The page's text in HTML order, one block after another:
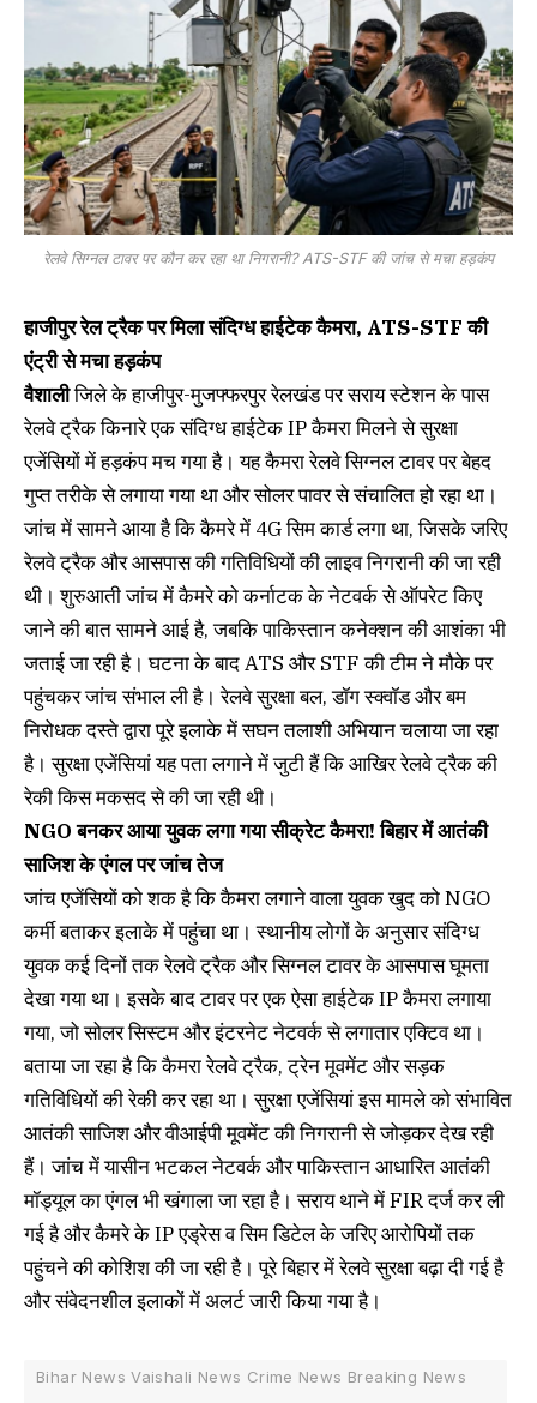
रेलवे सिग्नल टावर पर कौन कर रहा था निगरानी? ATS-STF की जांच से मचा हड़कंप
हाजीपुर रेल ट्रैक पर मिला संदिग्ध हाईटेक कैमरा, ATS-STF की
एंट्री से मचा हड़कंप
वैशालीजिले के हाजीपुर-मुजफ्फरपुर रेलखंड पर सराय स्टेशन के पास
रेलवे ट्रैक किनारे एक संदिग्ध हाईटेक IP कैमरा मिलने से सुरक्षा
एजेंसियों में हड़कंप मच गया है। यह कैमरा रेलवे सिग्नल टावर पर बेहद
गुप्त तरीके से लगाया गया था और सोलर पावर से संचालित हो रहा था।
जांच में सामने आया है कि कैमरे में 4G सिम कार्ड लगा था, जिसके जरिए
रेलवे ट्रैक और आसपास की गतिविधियों की लाइव निगरानी की जा रही
थी। शुरुआती जांच में कैमरे को कर्नाटक के नेटवर्क से ऑपरेट किए
जाने की बात सामने आई है, जबकि पाकिस्तान कनेक्शन की आशंका भी
जताई जा रही है। घटना के बाद ATS और STF की टीम ने मौके पर
पहुंचकर जांच संभाल ली है। रेलवे सुरक्षा बल, डॉग स्क्वॉड और बम
निरोधक दस्ते द्वारा पूरे इलाके में सघन तलाशी अभियान चलाया जा रहा
है। सुरक्षा एजेंसियां यह पता लगाने में जुटी हैं कि आखिर रेलवे ट्रैक की
रेकी किस मकसद से की जा रही थी।
NGO बनकर आया युवक लगा गया सीक्रेट कैमरा! बिहार में आतंकी
साजिश के एंगल पर जांच तेज
जांच एजेंसियों को शक है कि कैमरा लगाने वाला युवक खुद को NGO
कर्मी बताकर इलाके में पहुंचा था। स्थानीय लोगों के अनुसार संदिग्ध
युवक कई दिनों तक रेलवे ट्रैक और सिग्नल टावर के आसपास घूमता
देखा गया था। इसके बाद टावर पर एक ऐसा हाईटेक IP कैमरा लगाया
गया, जो सोलर सिस्टम और इंटरनेट नेटवर्क से लगातार एक्टिव था।
बताया जा रहा है कि कैमरा रेलवे ट्रैक, ट्रेन मूवमेंट और सड़क
गतिविधियों की रेकी कर रहा था। सुरक्षा एजेंसियां इस मामले को संभावित
आतंकी साजिश और वीआईपी मूवमेंट की निगरानी से जोड़कर देख रही
हैं। जांच में यासीन भटकल नेटवर्क और पाकिस्तान आधारित आतंकी
मॉड्यूल का एंगल भी खंगाला जा रहा है। सराय थाने में FIR दर्ज कर ली
गई है और कैमरे के IP एड्रेस व सिम डिटेल के जरिए आरोपियों तक
पहुंचने की कोशिश की जा रही है। पूरे बिहार में रेलवे सुरक्षा बढ़ा दी गई है
और संवेदनशील इलाकों में अलर्ट जारी किया गया है।
Bihar News Vaishali News Crime News Breaking News